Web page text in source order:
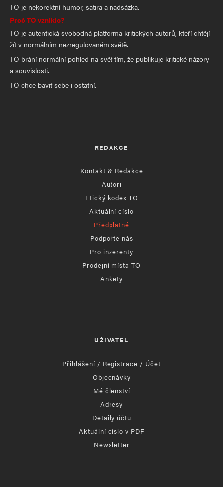
TO je nekorektní humor, satira a nadsázka.
Proč TO vzniklo?
TO je autentická svobodná platforma kritických autorů, kteří chtějí
žít v normálním nezregulovaném světě.
TO brání normální pohled na svět tím, že publikuje kritické názory
a souvislosti.
TO chce bavit sebe i ostatní.
REDAKCE
Kontakt & Redakce
Autoři
Etický kodex TO
Aktuální číslo
Předplatné
Podpořte nás
Pro inzerenty
Prodejní místa TO
Ankety
UŽIVATEL
Přihlášení / Registrace / Účet
Objednávky
Mé členství
Adresy
Detaily účtu
Aktuální číslo v PDF
Newsletter